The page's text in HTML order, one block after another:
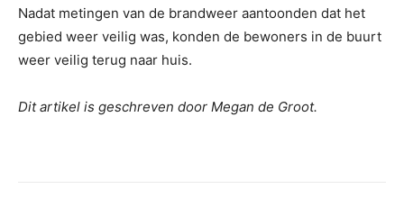
Nadat metingen van de brandweer aantoonden dat het
gebied weer veilig was, konden de bewoners in de buurt
weer veilig terug naar huis.
Dit artikel is geschreven door Megan de Groot.